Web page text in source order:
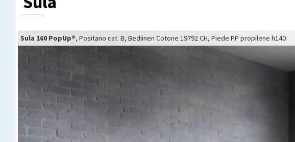
Sula 160 PopUp®, Positano cat. B, Bedlinen Cotone 19792 CH, Piede PP propilene h140
Sula 160 PopUp®
Sula 160
Sula 160
Sula 160